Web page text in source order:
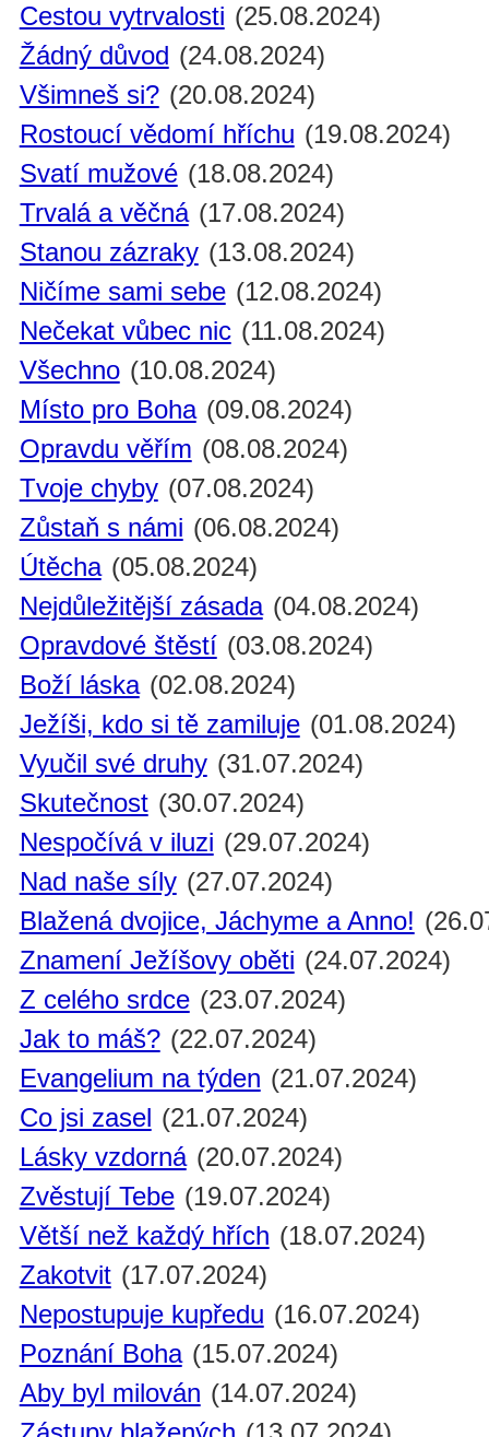
Cestou vytrvalosti (25.08.2024)
Žádný důvod (24.08.2024)
Všimneš si? (20.08.2024)
Rostoucí vědomí hříchu (19.08.2024)
Svatí mužové (18.08.2024)
Trvalá a věčná (17.08.2024)
Stanou zázraky (13.08.2024)
Ničíme sami sebe (12.08.2024)
Nečekat vůbec nic (11.08.2024)
Všechno (10.08.2024)
Místo pro Boha (09.08.2024)
Opravdu věřím (08.08.2024)
Tvoje chyby (07.08.2024)
Zůstaň s námi (06.08.2024)
Útěcha (05.08.2024)
Nejdůležitější zásada (04.08.2024)
Opravdové štěstí (03.08.2024)
Boží láska (02.08.2024)
Ježíši, kdo si tě zamiluje (01.08.2024)
Vyučil své druhy (31.07.2024)
Skutečnost (30.07.2024)
Nespočívá v iluzi (29.07.2024)
Nad naše síly (27.07.2024)
Blažená dvojice, Jáchyme a Anno!
Znamení Ježíšovy oběti (24.07.2024)
Z celého srdce (23.07.2024)
Jak to máš? (22.07.2024)
Evangelium na týden (21.07.2024)
Co jsi zasel (21.07.2024)
Lásky vzdorná (20.07.2024)
Zvěstují Tebe (19.07.2024)
Větší než každý hřích (18.07.2024)
Zakotvit (17.07.2024)
Nepostupuje kupředu (16.07.2024)
Poznání Boha (15.07.2024)
Aby byl milován (14.07.2024)